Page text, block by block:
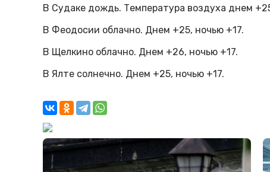
В Судаке дождь. Температура воздуха днем
В Феодосии облачно. Днем +25, ночью +17.
В Щелкино облачно. Днем +26, ночью +17.
В Ялте солнечно. Днем +25, ночью +17.